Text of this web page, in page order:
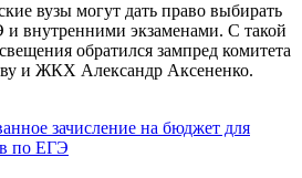
вузы могут дать право выбирать
и внутренними экзаменами. С такой
обратился зампред комитета
и ЖКХ Александр Аксененко.